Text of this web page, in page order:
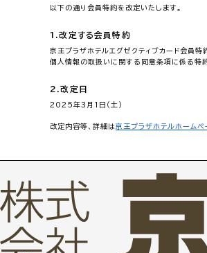
以下の通り会員特約を改定いたします。
1.改定する会員特約
京王プラザホテルエグゼクティブカード会員
個人情報の取扱いに関する同意条項に係る特約
2.改定日
2025年3月1日（土）
改定内容等、詳細は 京王プラザホテルホームペ